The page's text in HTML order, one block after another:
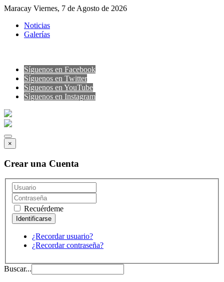
Maracay Viernes, 7 de Agosto de 2026
Noticias
Galerías
Síguenos en Facebook
Síguenos en Twitter
Síguenos en YouTube
Sìguenos en Instagram
×
Crear una Cuenta
Recuérdeme
¿Recordar usuario?
¿Recordar contraseña?
Buscar...